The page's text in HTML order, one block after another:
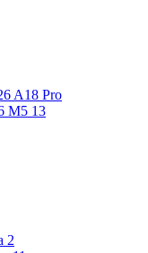
A18 Pro
M5 13
2